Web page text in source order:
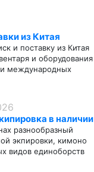
из Китая
и поставку из Китая
и оборудования
международных
в наличии
разнообразный
экпировки, кимоно
видов единоборств